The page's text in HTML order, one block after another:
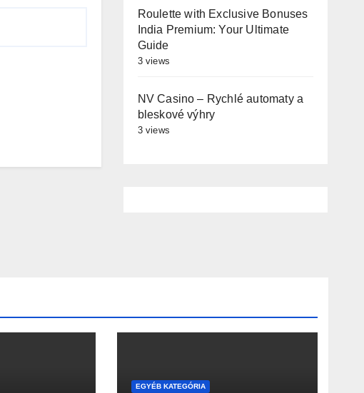
Roulette with Exclusive Bonuses
India Premium: Your Ultimate
Guide
3 views
NV Casino – Rychlé automaty a
bleskové výhry
3 views
EGYÉB KATEGÓRIA